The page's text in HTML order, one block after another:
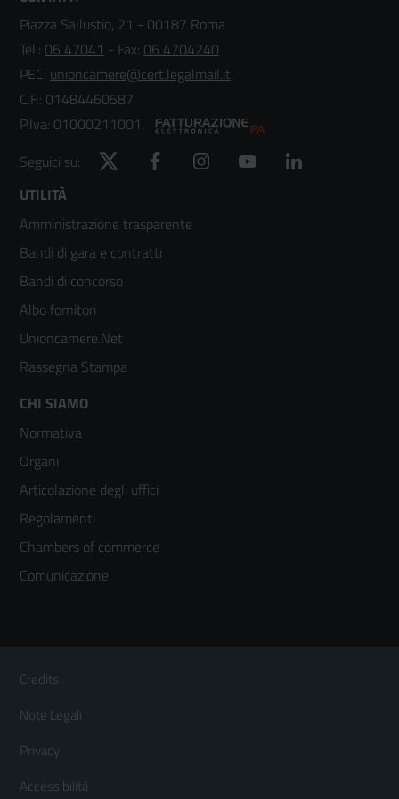
Piazza Sallustio, 21 - 00187 Roma
Tel.: 06 47041 - Fax: 06 4704240
PEC: unioncamere@cert.legalmail.it
C.F.: 01484460587
P.Iva: 01000211001
Seguici su:
Twitter Facebook Instagram YouTube
Footer
menù
colonna
2
UTILITÀ
Amministrazione trasparente
Bandi di gara e contratti
Bandi di concorso
Albo fornitori
Unioncamere.Net
Rassegna Stampa
Footer
menù
colonna
3
CHI SIAMO
Normativa
Organi
Articolazione degli uffici
Regolamenti
Chambers of commerce
Comunicazione
Footer
Menù
orizzontale
Credits
Note Legali
Privacy
Accessibilità